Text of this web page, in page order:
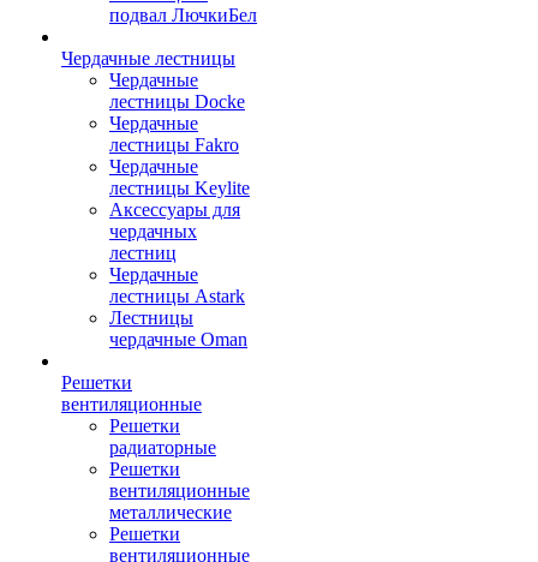
подвал ЛючкиБел
Чердачные лестницы
Чердачные
лестницы Docke
Чердачные
лестницы Fakro
Чердачные
лестницы Keylite
Аксессуары для
чердачных
лестниц
Чердачные
лестницы Astark
Лестницы
чердачные Oman
Решетки
вентиляционные
Решетки
радиаторные
Решетки
вентиляционные
металлические
Решетки
вентиляционные